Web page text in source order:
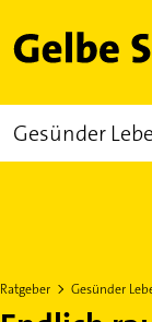
Gelbe
Gesünder
Ratgeber Gesünder